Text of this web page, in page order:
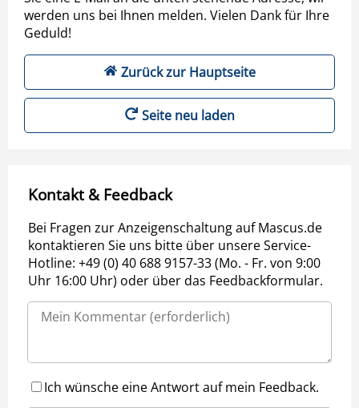
werden uns bei Ihnen melden. Vielen Dank für Ihre
Geduld!
Zurück zur Hauptseite
Seite neu laden
Kontakt & Feedback
Bei Fragen zur Anzeigenschaltung auf Mascus.de
kontaktieren Sie uns bitte über unsere Service-
Hotline: +49 (0) 40 688 9157-33 (Mo. - Fr. von 9:00
Uhr 16:00 Uhr) oder über das Feedbackformular.
Ich wünsche eine Antwort auf mein Feedback.